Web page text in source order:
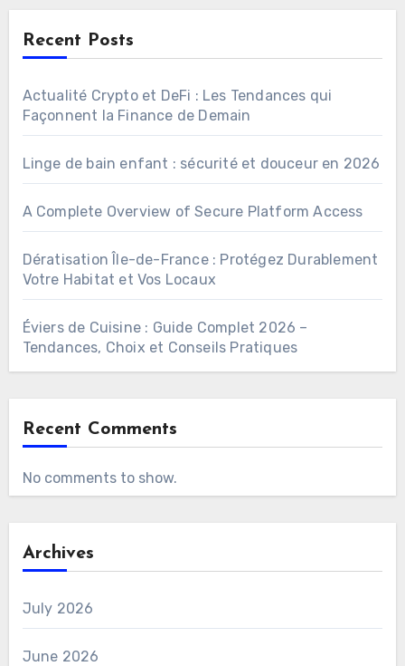
Recent Posts
Actualité Crypto et DeFi : Les Tendances qui
Façonnent la Finance de Demain
Linge de bain enfant : sécurité et douceur en 2026
A Complete Overview of Secure Platform Access
Dératisation Île-de-France : Protégez Durablement
Votre Habitat et Vos Locaux
Éviers de Cuisine : Guide Complet 2026 –
Tendances, Choix et Conseils Pratiques
Recent Comments
No comments to show.
Archives
July 2026
June 2026